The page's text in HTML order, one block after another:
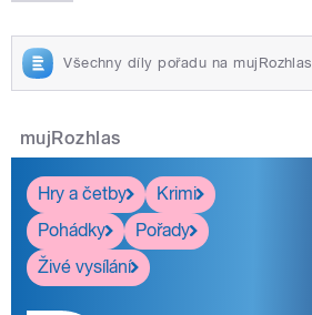
Všechny díly pořadu na mujRozhlas
mujRozhlas
Hry a četby
Krimi
Pohádky
Pořady
Živé vysílání